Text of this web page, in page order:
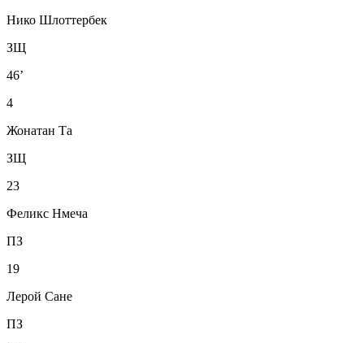
Нико Шлоттербек
ЗЩ
46’
4
Жонатан Та
ЗЩ
23
Феликс Нмеча
ПЗ
19
Лерой Сане
ПЗ